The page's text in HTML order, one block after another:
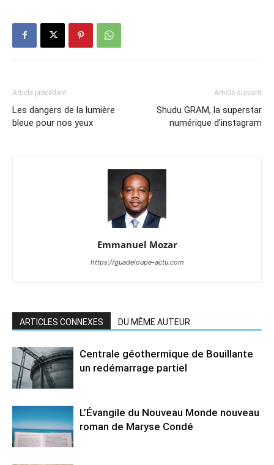
Article précédent
Les dangers de la lumière
bleue pour nos yeux
Article suivant
Shudu GRAM, la superstar
numérique d’instagram
Emmanuel Mozar
https://guadeloupe-actu.com
ARTICLES CONNEXES DU MÊME AUTEUR
Centrale géothermique de Bouillante
un redémarrage partiel
L’Évangile du Nouveau Monde nouveau
roman de Maryse Condé